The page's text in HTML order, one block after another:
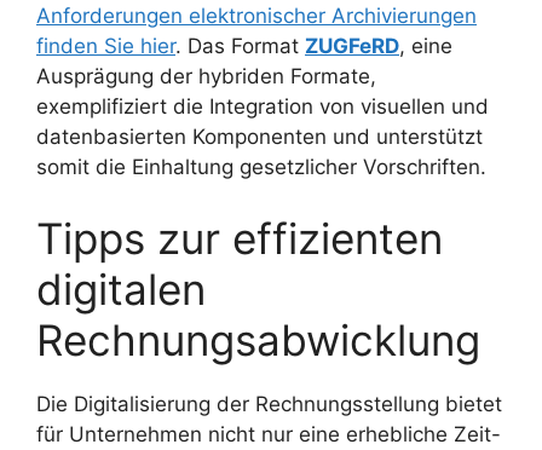
Anforderungen elektronischer Archivierungen
finden Sie hier. Das Format ZUGFeRD, eine
Ausprägung der hybriden Formate,
exemplifiziert die Integration von visuellen und
datenbasierten Komponenten und unterstützt
somit die Einhaltung gesetzlicher Vorschriften.
Tipps zur effizienten
digitalen
Rechnungsabwicklung
Die Digitalisierung der Rechnungsstellung bietet
für Unternehmen nicht nur eine erhebliche Zeit-